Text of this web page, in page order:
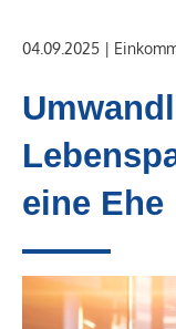
04.09.2025 |
eine Ehe